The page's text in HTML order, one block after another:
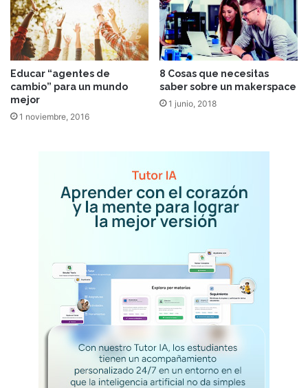
Educar “agentes de
cambio” para un mundo
mejor
1 noviembre, 2016
8 Cosas que necesitas
saber sobre un makerspace
1 junio, 2018